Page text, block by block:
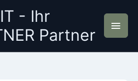
- Ihr
Partner